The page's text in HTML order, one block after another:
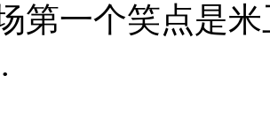
第一个笑点是